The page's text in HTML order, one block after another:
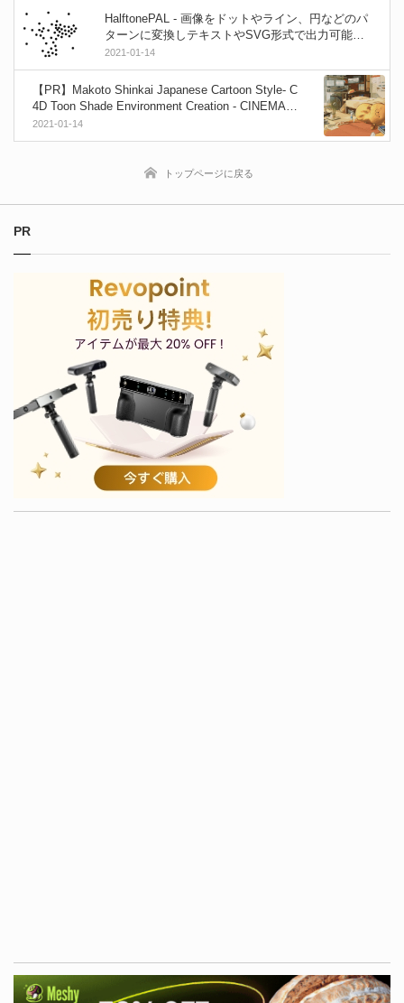
HalftonePAL - 画像をドットやライン、円などのパ
ターンに変換しテキストやSVG形式で出力可能な
無料＆オープンソースのツール！Win＆Mac＆Linu
x
2021-01-14
【PR】Makoto Shinkai Japanese Cartoon Style- C
4D Toon Shade Environment Creation - CINEMA 4
Dで日本の劇場アニメ風CGを作る！Wingfoxオンラ
インチュートリアルコース！
2021-01-14
トップページに戻る
PR